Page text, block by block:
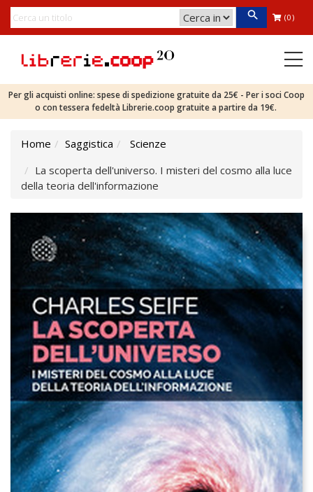
(0)
Per gli acquisti online: spese di spedizione gratuite da 25€ - Per i soci Coop
o con tessera fedeltà Librerie.coop gratuite a partire da 19€.
Home Saggistica
Scienze
La scoperta dell'universo. I misteri del cosmo alla luce
della teoria dell'informazione